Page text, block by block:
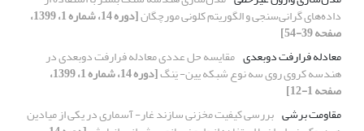
داده‌های گرانی‌سنجی و الگوریتم کلونی مورچگان [دوره 14، شماره 1، 1399،
صفحه 39-54]
معادله فرارفت دوبعدی مقایسه حل عددی معادله فرارفت دوبعدی در
هندسه کروی روی سه نوع شبکه یین- یَنگ [دوره 14، شماره 1، 1399،
صفحه 1-12]
مقاومت برشی بررسی کیفیت مخزنی سازند غار- آسماری در یکی از میادین